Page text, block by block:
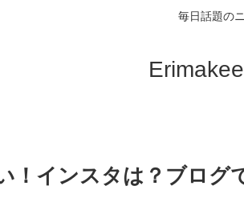
毎日話題の
！インスタは？ブログ